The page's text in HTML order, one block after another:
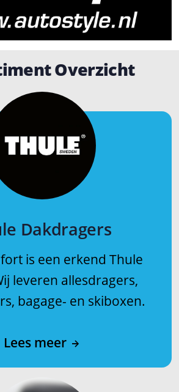
Overzicht
Dakdragers
is een erkend Thule
leveren allesdragers,
bagage- en skiboxen.
Lees meer